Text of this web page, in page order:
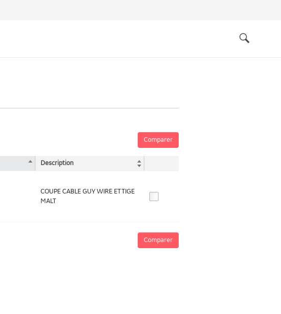
Comparer
Description
COUPE CABLE GUY WIRE ET TIGE
MALT
Comparer